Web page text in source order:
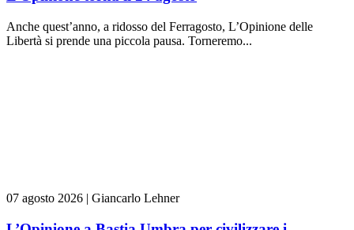
Anche quest’anno, a ridosso del Ferragosto, L’Opinione delle
Libertà si prende una piccola pausa. Torneremo...
07 agosto 2026 | Giancarlo Lehner